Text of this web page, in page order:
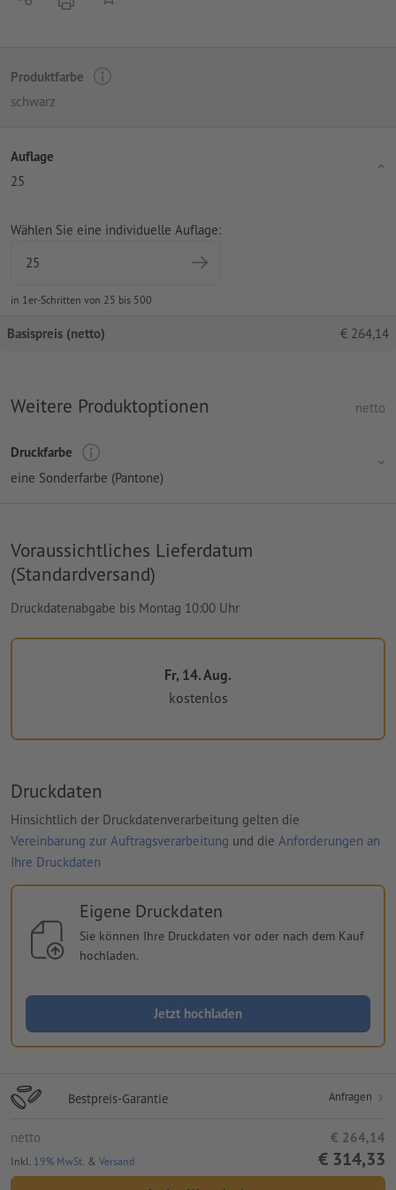
Produktfarbe
schwarz
Auflage
25
Wählen Sie eine individuelle Auflage:
in 1er-Schritten von 25 bis 500
Basispreis (netto) € 264,14
Weitere Produktoptionen netto
Druckfarbe
eine Sonderfarbe (Pantone)
Voraussichtliches Lieferdatum
(Standardversand)
Druckdatenabgabe bis Montag 10:00 Uhr
Fr, 14. Aug.
kostenlos
Druckdaten
Hinsichtlich der Druckdatenverarbeitung gelten die
Vereinbarung zur Auftragsverarbeitung und die Anforderungen an
Ihre Druckdaten
Eigene Druckdaten
Sie können Ihre Druckdaten vor oder nach dem Kauf
hochladen.
Jetzt hochladen
Bestpreis-Garantie Anfragen
netto € 264,14
Inkl. 19% MwSt. & Versand € 314,33